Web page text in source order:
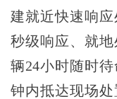
建就近快速响
秒级响应、就
辆24小时随时
钟内抵达现场